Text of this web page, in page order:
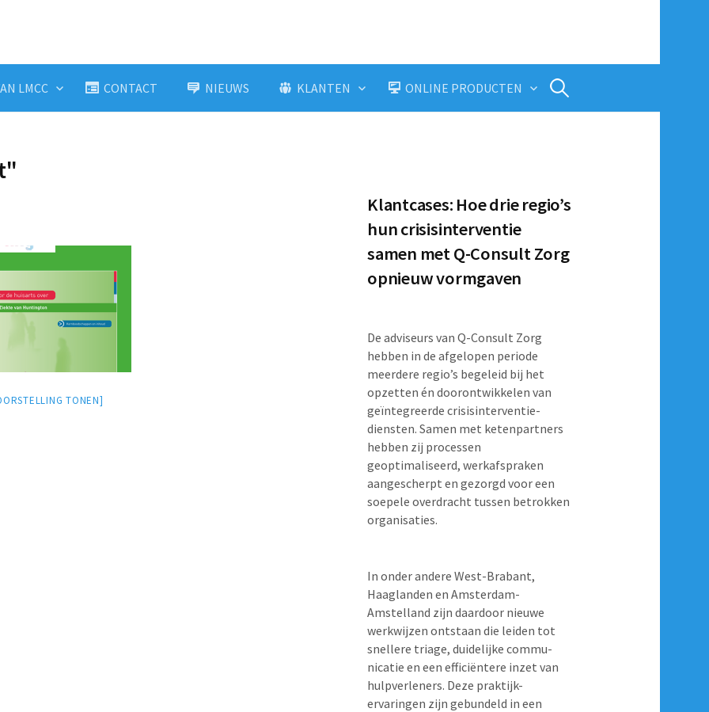
LMCC CONTACT NIEUWS KLANTEN ONLINE PRODUCTEN Zoeken
TONEN]
Klantcases: Hoe drie regio’s
hun crisisinterventie
samen met Q-Consult Zorg
opnieuw vormgaven
De adviseurs van Q-Consult Zorg
hebben in de afgelopen periode
meerdere regio’s begeleid bij het
opzetten én doorontwikkelen van
geïntegreerde crisisinterventie-
diensten. Samen met ketenpartners
hebben zij processen
geoptimaliseerd, werkafspraken
aangescherpt en gezorgd voor een
soepele overdracht tussen betrokken
organisaties.
In onder andere West-Brabant,
Haaglanden en Amsterdam-
Amstelland zijn daardoor nieuwe
werkwijzen ontstaan die leiden tot
snellere triage, duidelijke commu-
nicatie en een efficiëntere inzet van
hulpverleners. Deze praktijk-
ervaringen zijn gebundeld in een